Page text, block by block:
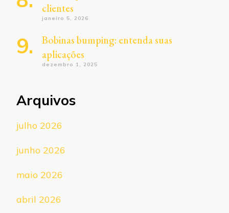
clientes
janeiro 5, 2026
Bobinas bumping: entenda suas
aplicações
dezembro 1, 2025
Arquivos
julho 2026
junho 2026
maio 2026
abril 2026